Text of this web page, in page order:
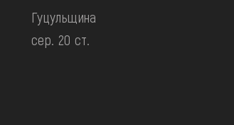
Гуцульщина
сер. 20 ст.